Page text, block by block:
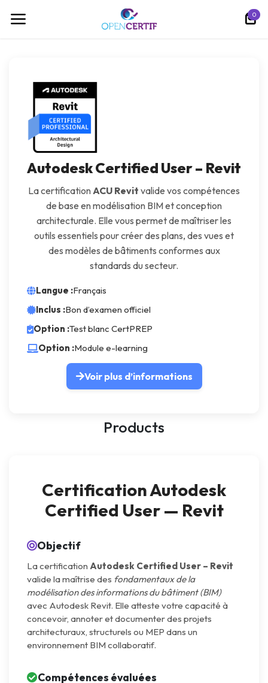
0
Autodesk Certified User – Revit
La certificationACU Revit valide vos compétences
de base en modélisation BIM et conception
architecturale. Elle vous permet de maîtriser les
outils essentiels pour créer des plans, des vues et
des modèles de bâtiments conformes aux
standards du secteur.
Langue :Français
Inclus :Bon d’examen officiel
Option :Test blanc CertPREP
Option :Module e-learning
Voir plus d’informations
Products
Certification Autodesk
Certified User — Revit
Objectif
La certification Autodesk Certified User – Revit
valide la maîtrise des fondamentaux de la
modélisation des informations du bâtiment (BIM)
avec Autodesk Revit. Elle atteste votre capacité à
concevoir, annoter et documenter des projets
architecturaux, structurels ou MEP dans un
environnement BIM collaboratif.
Compétences évaluées